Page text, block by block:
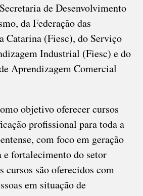
de Desenvolvimento
da Federação das
Catarina (Fiesc), do Serviço
Industrial (Fiesc) e do
Aprendizagem Comercial
objetivo oferecer cursos
profissional para toda a
com foco em geração
e fortalecimento do setor
cursos são oferecidos com
em situação de